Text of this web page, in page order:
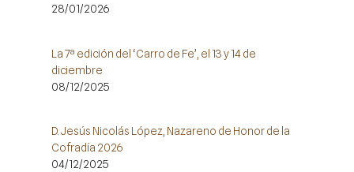
28/01/2026
La 7ª edición del ‘Carro de Fe’, el 13 y 14 de
diciembre
08/12/2025
D. Jesús Nicolás López, Nazareno de Honor de la
Cofradía 2026
04/12/2025